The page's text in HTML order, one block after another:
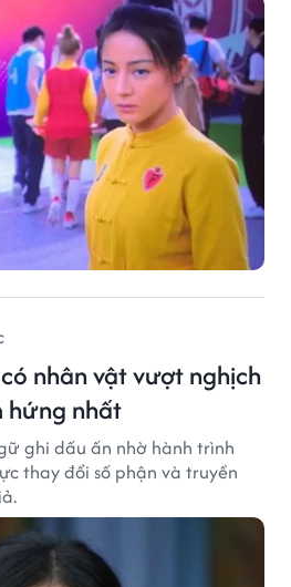
nhân vật vượt nghịch
hứng nhất
ghi dấu ấn nhờ hành trình
thay đổi số phận và truyền